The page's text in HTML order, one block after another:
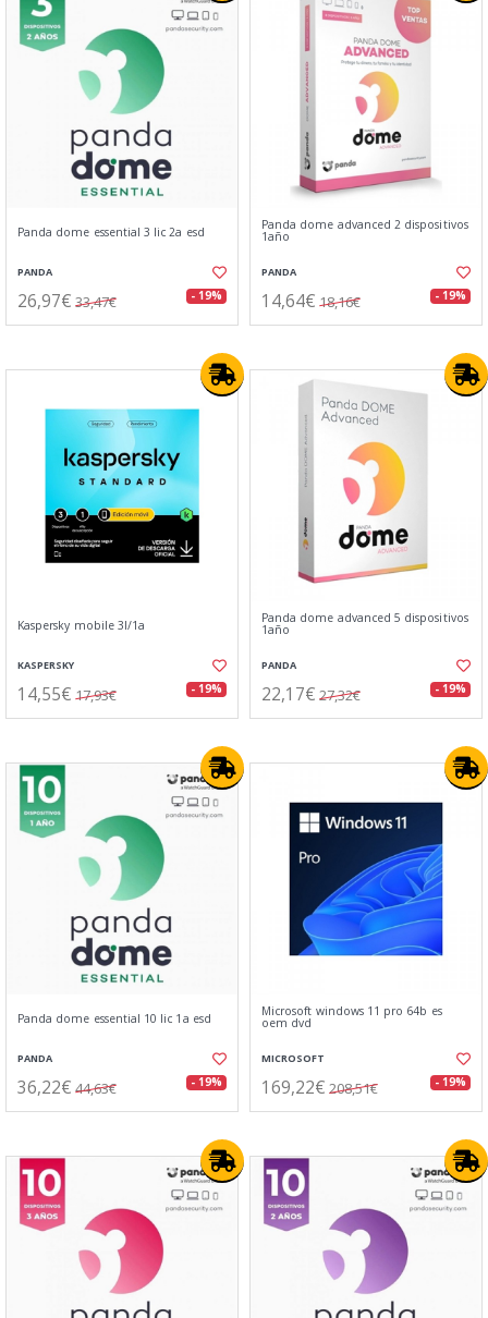
Panda dome essential 3 lic 2a esd
PANDA
26,97€ 33,47€ - 19%
Panda dome advanced 2 dispositivos
1año
PANDA
14,64€ 18,16€ - 19%
Kaspersky mobile 3l/1a
KASPERSKY
14,55€ 17,93€ - 19%
Panda dome advanced 5 dispositivos
1año
PANDA
22,17€ 27,32€ - 19%
Panda dome essential 10 lic 1a esd
PANDA
36,22€ 44,63€ - 19%
Microsoft windows 11 pro 64b es
oem dvd
MICROSOFT
169,22€ 208,51€ - 19%